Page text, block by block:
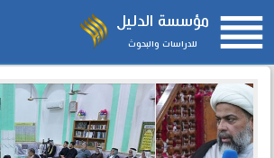
مؤسسة الدليل
للدراسات والبحوث 